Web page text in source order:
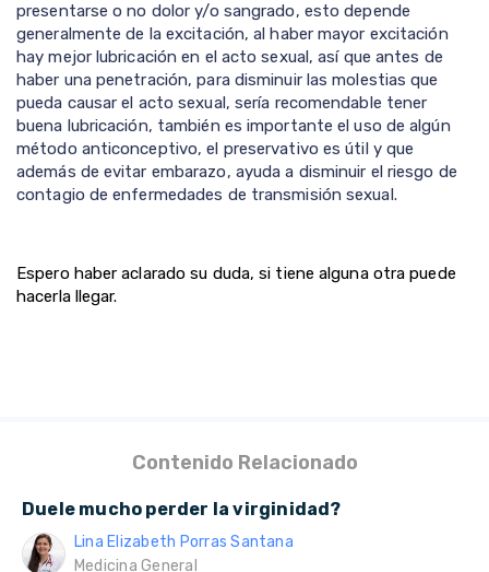
presentarse o no dolor y/o sangrado, esto depende
generalmente de la excitación, al haber mayor excitación
hay mejor lubricación en el acto sexual, así que antes de
haber una penetración, para disminuir las molestias que
pueda causar el acto sexual, sería recomendable tener
buena lubricación, también es importante el uso de algún
método anticonceptivo, el preservativo es útil y que
además de evitar embarazo, ayuda a disminuir el riesgo de
contagio de enfermedades de transmisión sexual.
Espero haber aclarado su duda, si tiene alguna otra puede
hacerla llegar.
Contenido Relacionado
Duele mucho perder la virginidad?
Lina Elizabeth Porras Santana
Medicina General